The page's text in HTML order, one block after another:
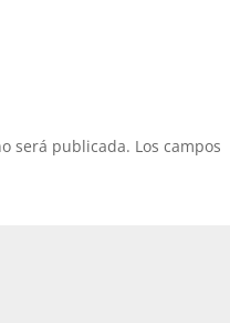
será publicada. Los campos